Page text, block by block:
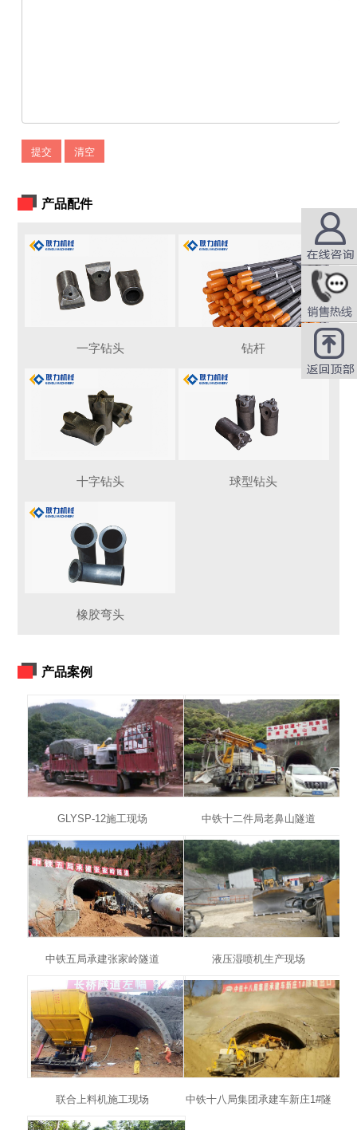
提交 清空
产品配件
一字钻头 钻杆
十字钻头 球型钻头
橡胶弯头
产品案例
GLYSP-12施工现场 中铁十二件局老鼻山隧道
中铁五局承建张家岭隧道 液压湿喷机生产现场
联合上料机施工现场 中铁十八局集团承建车新庄1#隧
在线咨询
QQ咨询